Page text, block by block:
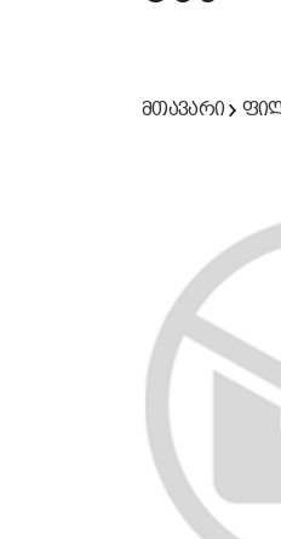
მთავარი